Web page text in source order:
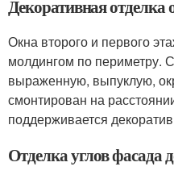
Декоративная отделка
Окна второго и первого
молдингом по периметру.
выраженную, выпуклую,
смонтирован на
поддерживается
Отделка углов фасада